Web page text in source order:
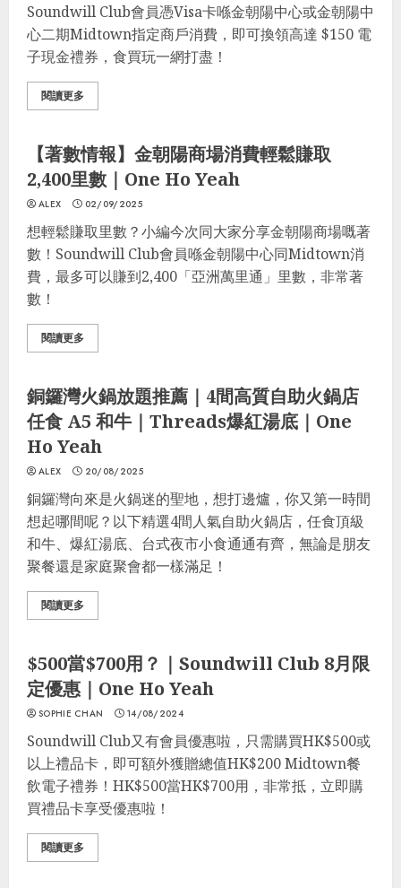
Soundwill Club會員憑Visa卡喺金朝陽中心或金朝陽中
心二期Midtown指定商戶消費，即可換領高達 $150 電
子現金禮券，食買玩一網打盡！
閱讀更多
格價
【著數情報】金朝陽商場消費輕鬆賺取
2,400里數｜One Ho Yeah
ALEX 02/09/2025
想輕鬆賺取里數？小編今次同大家分享金朝陽商場嘅著
數！Soundwill Club會員喺金朝陽中心同Midtown消
費，最多可以賺到2,400「亞洲萬里通」里數，非常著
數！
閱讀更多
最著數
銅鑼灣火鍋放題推薦｜4間高質自助火鍋店
任食 A5 和牛｜Threads爆紅湯底｜One
Ho Yeah
ALEX 20/08/2025
銅鑼灣向來是火鍋迷的聖地，想打邊爐，你又第一時間
想起哪間呢？以下精選4間人氣自助火鍋店，任食頂級
和牛、爆紅湯底、台式夜市小食通通有齊，無論是朋友
聚餐還是家庭聚會都一樣滿足！
閱讀更多
最著數
$500當$700用？｜Soundwill Club 8月限
定優惠｜One Ho Yeah
SOPHIE CHAN 14/08/2024
Soundwill Club又有會員優惠啦，只需購買HK$500或
以上禮品卡，即可額外獲贈總值HK$200 Midtown餐
飲電子禮券！HK$500當HK$700用，非常抵，立即購
買禮品卡享受優惠啦！
閱讀更多
格價